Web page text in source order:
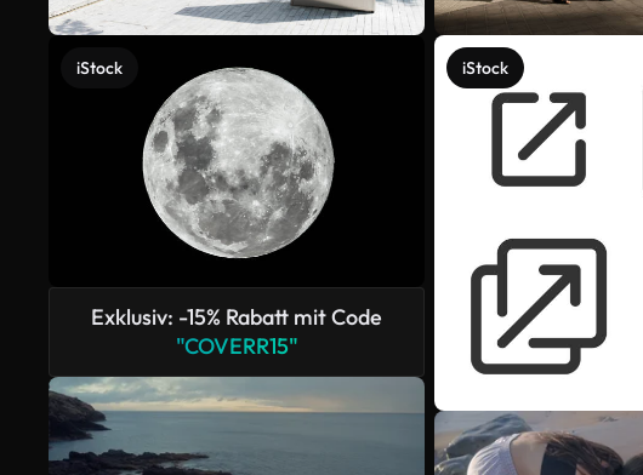
iStock
Exklusiv: -15% Rabatt mit Code
"COVERR15"
iStock